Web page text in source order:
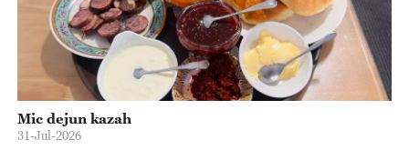
Mic dejun kazah
31-Jul-2026